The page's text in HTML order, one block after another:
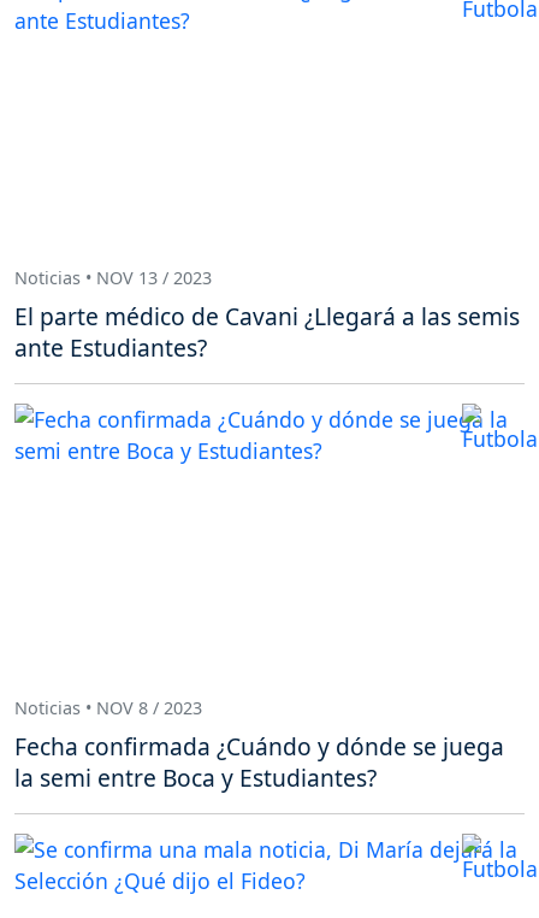
Noticias • NOV 13 / 2023
El parte médico de Cavani ¿Llegará a las semis
ante Estudiantes?
Noticias • NOV 8 / 2023
Fecha confirmada ¿Cuándo y dónde se juega
la semi entre Boca y Estudiantes?